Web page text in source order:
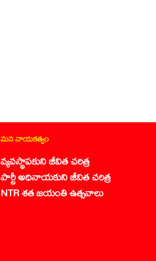
మన నాయకత్వం
వ్యవస్థాపకుని జీవిత చరిత్ర
పార్టీ అధినాయకుని జీవిత చరిత్ర
NTR శత జయంతి ఉత్సవాలు